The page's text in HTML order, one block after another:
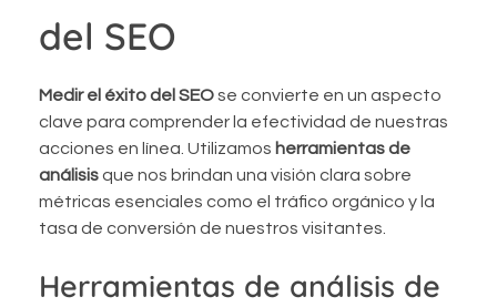
del SEO
Medir el éxito del SEOse convierte en un aspecto
clave para comprender la efectividad de nuestras
acciones en línea. Utilizamos herramientas de
análisisque nos brindan una visión clara sobre
métricas esenciales como el tráfico orgánico y la
tasa de conversión de nuestros visitantes.
Herramientas de análisis de